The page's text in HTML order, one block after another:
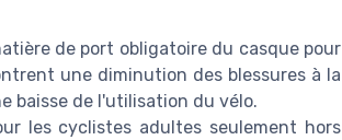
de port obligatoire du casque pour
une diminution des blessures à la
baisse de l'utilisation du vélo.
les cyclistes adultes seulement hors